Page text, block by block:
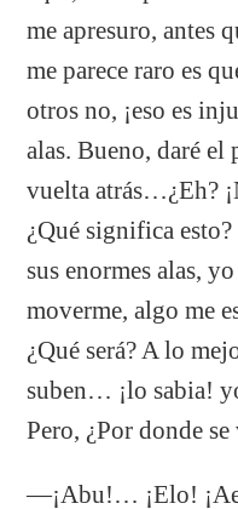
me apresuro, antes
me parece raro es
otros no, ¡eso es
alas. Bueno, daré el
vuelta atrás…¿Eh?
¿Qué significa
sus enormes alas,
moverme, algo me
¿Qué será? A lo
suben… ¡lo sabia!
Pero, ¿Por donde se
—¡Abu!… ¡Elo!